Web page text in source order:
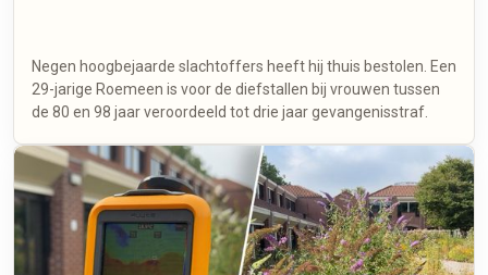
Negen hoogbejaarde slachtoffers heeft hij thuis bestolen. Een
29-jarige Roemeen is voor de diefstallen bij vrouwen tussen
de 80 en 98 jaar veroordeeld tot drie jaar gevangenisstraf.